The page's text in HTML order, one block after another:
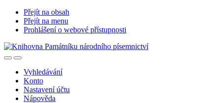
Přejít na obsah
Přejít na menu
Prohlášení o webové přístupnosti
Vyhledávání
Konto
Nastavení účtu
Nápověda